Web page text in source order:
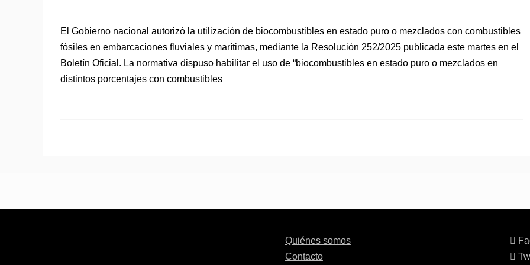
El Gobierno nacional autorizó la utilización de biocombustibles en estado puro o mezclados con combustibles
fósiles en embarcaciones fluviales y marítimas, mediante la Resolución 252/2025 publicada este martes en el
Boletín Oficial. La normativa dispuso habilitar el uso de “biocombustibles en estado puro o mezclados en
distintos porcentajes con combustibles
Quiénes somos
Contacto